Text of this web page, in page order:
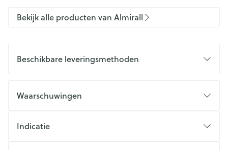
Bekijk alle producten van Almirall
Beschikbare leveringsmethoden
Waarschuwingen
Indicatie